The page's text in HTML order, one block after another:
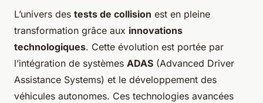
L’univers des tests de collision est en pleine
transformation grâce aux innovations
technologiques. Cette évolution est portée par
l’intégration de systèmes ADAS (Advanced Driver
Assistance Systems) et le développement des
véhicules autonomes. Ces technologies avancées